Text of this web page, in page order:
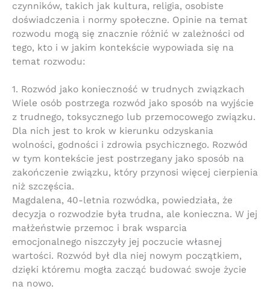
czynników, takich jak kultura, religia, osobiste
doświadczenia i normy społeczne. Opinie na temat
rozwodu mogą się znacznie różnić w zależności od
tego, kto i w jakim kontekście wypowiada się na
temat rozwodu:
1. Rozwód jako konieczność w trudnych związkach
Wiele osób postrzega rozwód jako sposób na wyjście
z trudnego, toksycznego lub przemocowego związku.
Dla nich jest to krok w kierunku odzyskania
wolności, godności i zdrowia psychicznego. Rozwód
w tym kontekście jest postrzegany jako sposób na
zakończenie związku, który przynosi więcej cierpienia
niż szczęścia.
Magdalena, 40-letnia rozwódka, powiedziała, że ​​
decyzja o rozwodzie była trudna, ale konieczna. W jej
małżeństwie przemoc i brak wsparcia
emocjonalnego niszczyły jej poczucie własnej
wartości. Rozwód był dla niej nowym początkiem,
dzięki któremu mogła zacząć budować swoje życie
na nowo.